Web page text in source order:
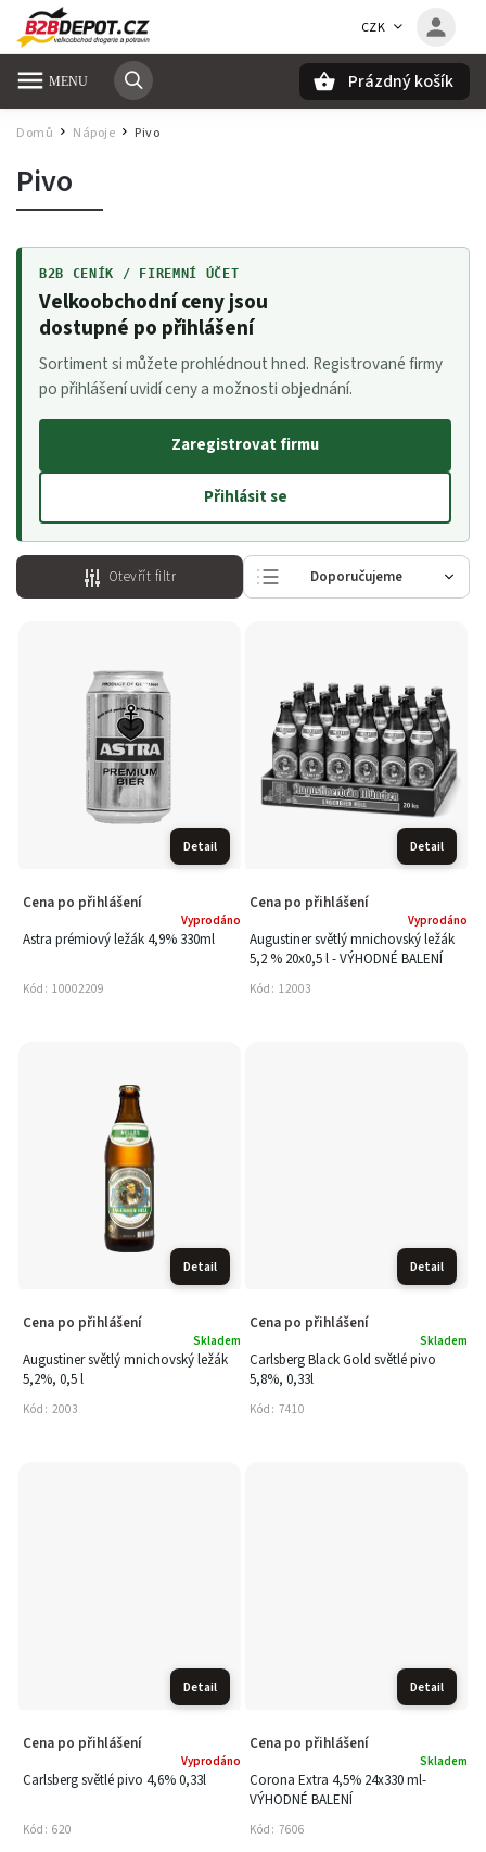
CZK
Prázdný košík
Domů / Nápoje / Pivo
Pivo
B2B CENÍK / FIREMNÍ ÚČET
Velkoobchodní ceny jsou
dostupné po přihlášení
Sortiment si můžete prohlédnout hned. Registrované firmy
po přihlášení uvidí ceny a možnosti objednání.
Zaregistrovat firmu
Přihlásit se
Doporučujeme
Nejprodávanější
Abecedně
Otevřít filtr
Detail
Astra prémiový ležák 4,9% 330ml
Vyprodáno
Cena po přihlášení
Kód: 10002209
Detail
Augustiner světlý mnichovský ležák
5,2 % 20x0,5 l - VÝHODNÉ BALENÍ
Vyprodáno
Cena po přihlášení
Kód: 12003
Detail
Augustiner světlý mnichovský ležák
5,2%, 0,5 l
Skladem
Cena po přihlášení
Kód: 2003
Detail
Carlsberg Black Gold světlé pivo
5,8%, 0,33l
Skladem
Cena po přihlášení
Kód: 7410
Detail
Carlsberg světlé pivo 4,6% 0,33l
Vyprodáno
Cena po přihlášení
Kód: 620
Detail
Corona Extra 4,5% 24x330 ml-
VÝHODNÉ BALENÍ
Skladem
Cena po přihlášení
Kód: 7606